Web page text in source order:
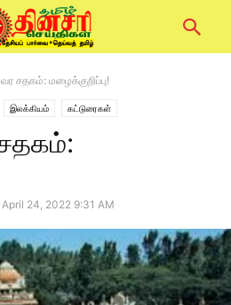
சதகம்: மழைக்குறிப்பு!
இலக்கியம் கட்டுரைகள்
April 24, 2022 9:31 AM